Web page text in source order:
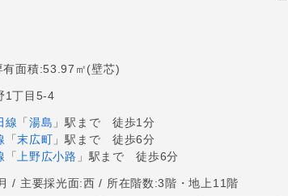
有面積:53.97㎡(壁芯)
1丁目5-4
線 「湯島 」駅まで 徒歩1分
「末広町 」駅まで 徒歩6分
「 上野広小路 」駅まで 徒歩6分
主要採光面:西 所在階数:3階・地上11階